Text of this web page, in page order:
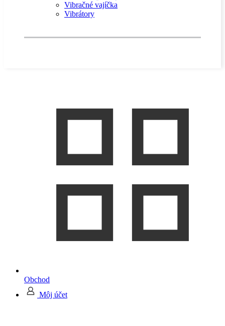
Vibračné vajíčka
Vibrátory
Obchod
Môj účet